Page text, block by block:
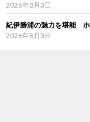
2026年8月3日
紀伊勝浦の魅力を堪能
2026年8月3日